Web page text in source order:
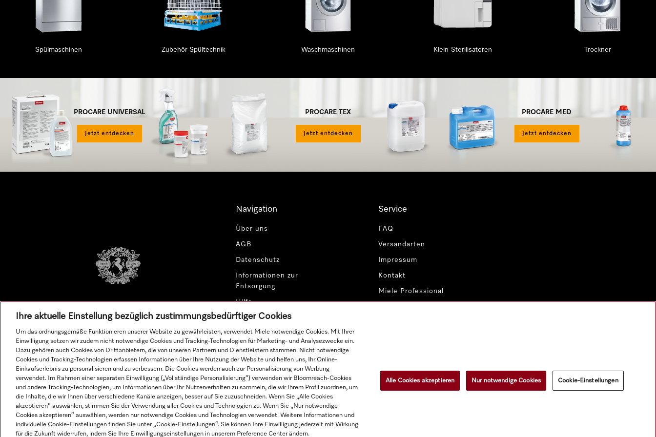
Spülmaschinen Zubehör Spültechnik Waschmaschinen Klein-Sterilisatoren Trockner
PROCARE UNIVERSAL
Jetzt entdecken
PROCARE TEX
Jetzt entdecken
PROCARE MED
Jetzt entdecken
Navigation
Über uns
AGB
Datenschutz
Informationen zur
Entsorgung
Hilfe
Cookie-Einstellungen
Service
FAQ
Versandarten
Impressum
Kontakt
Miele Professional
Alle Produktpreise zzgl. MwSt.; Lieferung stets ohne Dekorationsmaterial.
© Miele & Cie. KG.
Ihre aktuelle Einstellung bezüglich zustimmungsbedürftiger Cookies
Um das ordnungsgemäße Funktionieren unserer Website zu gewährleisten, verwendet Miele notwendige Cookies. Mit Ihrer
Einwilligung setzen wir zudem nicht notwendige Cookies und Tracking-Technologien für Marketing- und Analysezwecke ein.
Dazu gehören auch Cookies von Drittanbietern, die von unseren Partnern und Dienstleistern stammen. Nicht notwendige
Cookies und Tracking-Technologien erfassen Informationen über Ihre Nutzung der Website und helfen uns, Ihr Online-
Einkaufserlebnis zu personalisieren und zu verbessern. Die Cookies werden auch zur Personalisierung von Werbung
verwendet. Im Rahmen einer separaten Einwilligung („Vollständige Personalisierung“) verwenden wir Bloomreach-Cookies
und andere Tracking-Technologien, um Informationen über Ihr Nutzerverhalten zu sammeln, die wir Ihrem Profil zuordnen, um
die Inhalte, die wir Ihnen über verschiedene Kanäle anzeigen, besser auf Sie zuzuschneiden. Wenn Sie „Alle Cookies
akzeptieren“ auswählen, stimmen Sie der Verwendung aller Cookies und Technologien zu. Wenn Sie „Nur notwendige
Cookies akzeptieren“ auswählen, werden nur notwendige Cookies und Technologien verwendet. Weitere Informationen und
individuelle Cookie-Einstellungen finden Sie unter „Cookie-Einstellungen“. Sie können Ihre Einwilligung jederzeit mit Wirkung
für die Zukunft widerrufen, indem Sie Ihre Einwilligungseinstellungen in unserem Preference Center ändern.
Alle Cookies akzeptieren Nur notwendige Cookies Cookie-Einstellungen